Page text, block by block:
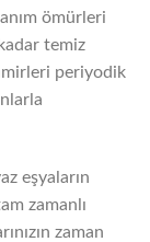
ömürleri
temiz
periyodik
eşyaların
zamanlı
zaman